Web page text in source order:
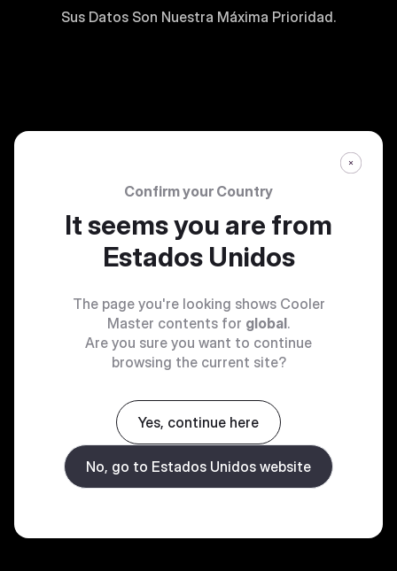
Sus Datos Son Nuestra Máxima Prioridad.
Confirm your Country
It seems you are from
Estados Unidos
The page you're looking shows Cooler
Master contents for global.
Are you sure you want to continue
browsing the current site?
Yes, continue here
No, go to Estados Unidos website